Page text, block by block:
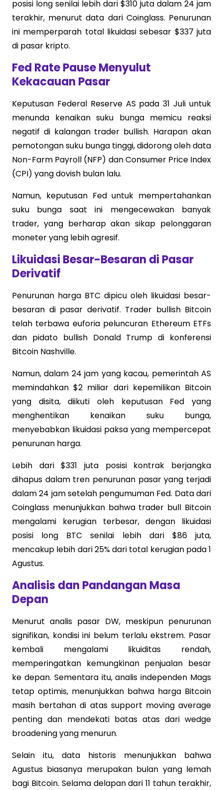
posisi long senilai lebih dari $310 juta dalam 24 jam
terakhir, menurut data dari Coinglass. Penurunan
ini memperparah total likuidasi sebesar $337 juta
di pasar kripto.
Fed Rate Pause Menyulut
Kekacauan Pasar
Keputusan Federal Reserve AS pada 31 Juli untuk
menunda kenaikan suku bunga memicu reaksi
negatif di kalangan trader bullish. Harapan akan
pemotongan suku bunga tinggi, didorong oleh data
Non-Farm Payroll (NFP) dan Consumer Price Index
(CPI) yang dovish bulan lalu.
Namun, keputusan Fed untuk mempertahankan
suku bunga saat ini mengecewakan banyak
trader, yang berharap akan sikap pelonggaran
moneter yang lebih agresif.
Likuidasi Besar-Besaran di Pasar
Derivatif
Penurunan harga BTC dipicu oleh likuidasi besar-
besaran di pasar derivatif. Trader bullish Bitcoin
telah terbawa euforia peluncuran Ethereum ETFs
dan pidato bullish Donald Trump di konferensi
Bitcoin Nashville.
Namun, dalam 24 jam yang kacau, pemerintah AS
memindahkan $2 miliar dari kepemilikan Bitcoin
yang disita, diikuti oleh keputusan Fed yang
menghentikan kenaikan suku bunga,
menyebabkan likuidasi paksa yang mempercepat
penurunan harga.
Lebih dari $331 juta posisi kontrak berjangka
dihapus dalam tren penurunan pasar yang terjadi
dalam 24 jam setelah pengumuman Fed. Data dari
Coinglass menunjukkan bahwa trader bull Bitcoin
mengalami kerugian terbesar, dengan likuidasi
posisi long BTC senilai lebih dari $86 juta,
mencakup lebih dari 25% dari total kerugian pada 1
Agustus.
Analisis dan Pandangan Masa
Depan
Menurut analis pasar DW, meskipun penurunan
signifikan, kondisi ini belum terlalu ekstrem. Pasar
kembali mengalami likuiditas rendah,
memperingatkan kemungkinan penjualan besar
ke depan. Sementara itu, analis independen Mags
tetap optimis, menunjukkan bahwa harga Bitcoin
masih bertahan di atas support moving average
penting dan mendekati batas atas dari wedge
broadening yang menurun.
Selain itu, data historis menunjukkan bahwa
Agustus biasanya merupakan bulan yang lemah
bagi Bitcoin. Selama delapan dari 11 tahun terakhir,